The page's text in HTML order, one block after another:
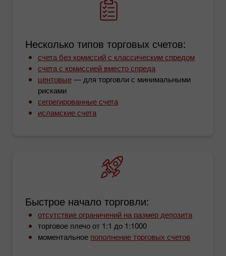
Несколько типов торговых счетов:
счета без комиссий с классическим спредом
счета с комиссией вместо спреда
центовые— для торговли с минимальными
рисками
сегрегированные счета
исламские счета
Быстрое начало торговли:
отсутствие ограничений на размер депозита
торговое плечо от 1:1 до 1:1000
моментальное пополнение торговых счетов